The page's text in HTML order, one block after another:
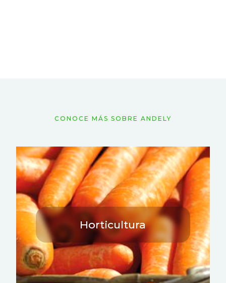
CONOCE MÁS SOBRE ANDELY
Horticultura